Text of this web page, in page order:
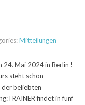
Mitteilungen
24. Mai 2024 in Berlin !
steht schon
beliebten
findet in fünf